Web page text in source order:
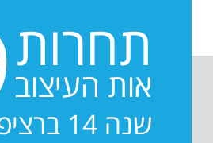
תחרות
אות העיצוב
שנה 14 ברציפות